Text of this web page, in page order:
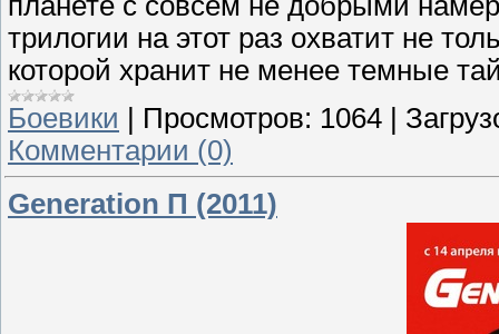
трилогии на этот раз охватит не
которой хранит не менее темные
Боевики
Просмотров: 1064
Комментарии (0)
Generation П (2011)